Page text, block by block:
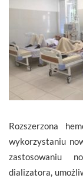
Rozszerzona
wykorzystaniu
zastosowaniu
dializatora,